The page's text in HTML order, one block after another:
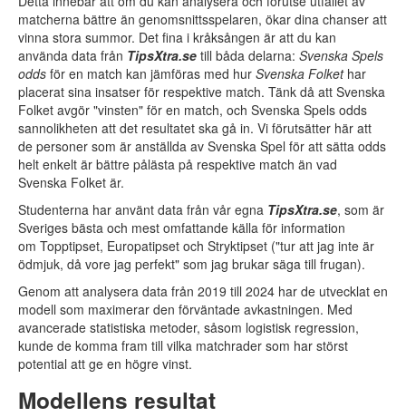
matcherna bättre än genomsnittsspelaren, ökar dina chanser att
vinna stora summor. Det fina i kråksången är att du kan
använda data från TipsXtra.se till båda delarna: Svenska Spels
odds för en match kan jämföras med hur Svenska Folkethar
placerat sina insatser för respektive match. Tänk då att Svenska
Folket avgör "vinsten" för en match, och Svenska Spels odds
sannolikheten att det resultatet ska gå in. Vi förutsätter här att
de personer som är anställda av Svenska Spel för att sätta odds
helt enkelt är bättre pålästa på respektive match än vad
Svenska Folket är.
Studenterna har använt data från vår egna TipsXtra.se, som är
Sveriges bästa och mest omfattande källa för information
om Topptipset, Europatipset och Stryktipset ("tur att jag inte är
ödmjuk, då vore jag perfekt" som jag brukar säga till frugan).
Genom att analysera data från 2019 till 2024 har de utvecklat en
modell som maximerar den förväntade avkastningen. Med
avancerade statistiska metoder, såsom logistisk regression,
kunde de komma fram till vilka matchrader som har störst
potential att ge en högre vinst.
Modellens resultat